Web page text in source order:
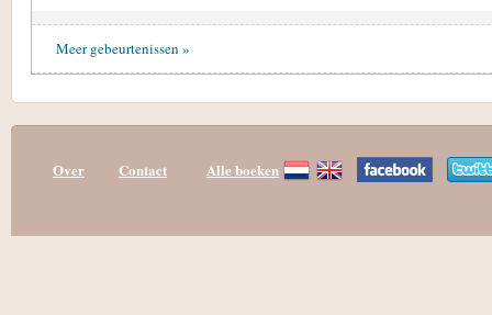
Meer gebeurtenissen »
Over Contact Alle boeken